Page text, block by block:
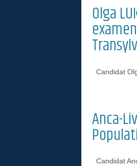
Olga
Candidat
Anca-
Candidat